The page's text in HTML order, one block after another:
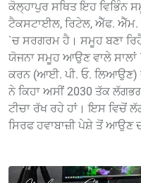
ਕੋਲ੍ਹਾਪੁਰ ਸਥਿਤ ਇਹ ਵਿਭਿੰਨ
ਟੈਕਸਟਾਈਲ, ਰਿਟੇਲ, ਐੱਫ. ਐੱਮ.
`ਚ ਸਰਗਰਮ ਹੈ। ਸਮੂਹ ਬਣਾ
ਯੋਜਨਾ ਸਮੂਹ ਆਉਣ ਵਾਲੇ ਸਾਲਾਂ
ਕਰਨ (ਆਈ. ਪੀ. ਓ. ਲਿਆਉਣ)
ਨੇ ਕਿਹਾ ਅਸੀਂ 2030 ਤੱਕ
ਟੀਚਾ ਰੱਖ ਰਹੇ ਹਾਂ। ਇਸ ਵਿਚੋਂ
ਸਿਰਫ ਹਵਾਬਾਜ਼ੀ ਪੇਸ਼ੇ ਤੋਂ ਆਉਣ